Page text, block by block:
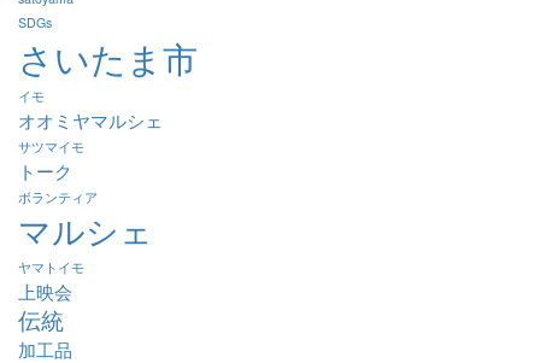
SDGs
さいたま市
イモ
オオミヤマルシェ
サツマイモ
トーク
ボランティア
マルシェ
ヤマトイモ
上映会
伝統
加工品